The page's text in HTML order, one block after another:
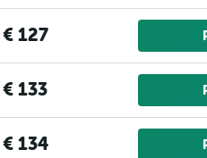
€ 127
€ 133
€ 134